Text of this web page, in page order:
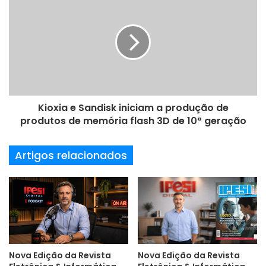
Kioxia e Sandisk iniciam a produção de
produtos de memória flash 3D de 10ª geração
Artigos relacionados
Nova Edição da Revista
Nova Edição da Revista